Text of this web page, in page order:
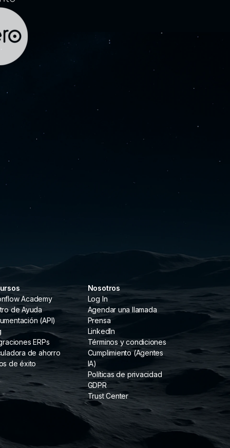
Academy
de Ayuda
(API)
ERPs
de ahorro
de éxito
Nosotros
Log In
Agendar una llamada
Prensa
LinkedIn
Términos y condiciones
Cumplimiento (Agentes
IA)
Políticas de privacidad
GDPR
Trust Center